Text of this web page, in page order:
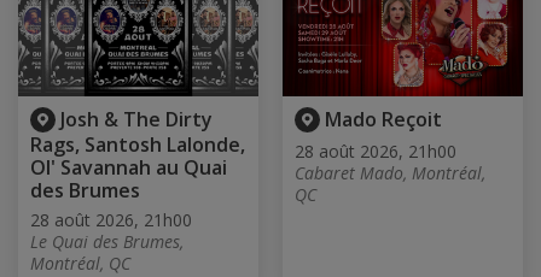
Josh & The Dirty
Rags, Santosh Lalonde,
Ol' Savannah au Quai
des Brumes
28 août 2026, 21h00
Le Quai des Brumes,
Montréal, QC
Mado Reçoit
28 août 2026, 21h00
Cabaret Mado, Montréal,
QC